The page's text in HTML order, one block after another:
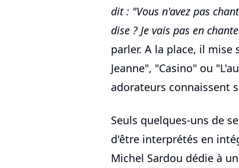
dit : "Vous n'avez pas
dise ? Je vais pas en
parler. A la place, il mise
Jeanne", "Casino" ou
adorateurs connaissent
Seuls quelques-uns de
d'être interprétés en
Michel Sardou dédie à